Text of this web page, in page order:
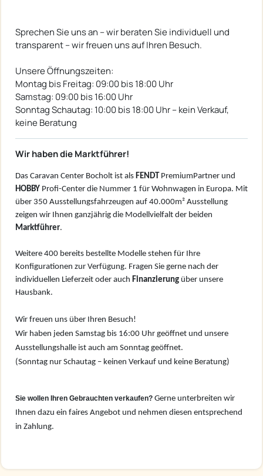
Sprechen Sie uns an – wir beraten Sie individuell und
transparent – wir freuen uns auf Ihren Besuch.
Unsere Öffnungszeiten:
Montag bis Freitag: 09:00 bis 18:00 Uhr
Samstag: 09:00 bis 16:00 Uhr
Sonntag Schautag: 10:00 bis 18:00 Uhr – kein Verkauf,
keine Beratung
Wir haben die Marktführer!
Das Caravan Center Bocholt ist als FENDTPremiumPartner und
HOBBY Profi-Center die Nummer 1 für Wohnwagen in Europa. Mit
über 350 Ausstellungsfahrzeugen auf 40.000m² Ausstellung
zeigen wir Ihnen ganzjährig die Modellvielfalt der beiden
Marktführer.
Weitere 400 bereits bestellte Modelle stehen für Ihre
Konfigurationen zur Verfügung. Fragen Sie gerne nach der
individuellen Lieferzeit oder auch Finanzierung über unsere
Hausbank.
Wir freuen uns über Ihren Besuch!
Wir haben jeden Samstag bis 16:00 Uhr geöffnet und unsere
Ausstellungshalle ist auch am Sonntag geöffnet.
(Sonntag nur Schautag – keinen Verkauf und keine Beratung)
Sie wollen Ihren Gebrauchten verkaufen? Gerne unterbreiten wir
Ihnen dazu ein faires Angebot und nehmen diesen entsprechend
in Zahlung.